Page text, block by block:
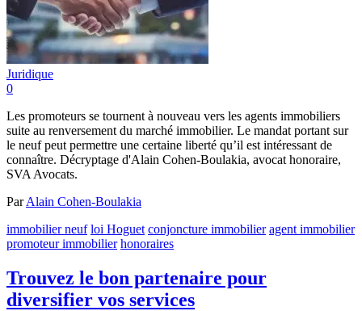
Juridique
0
Les promoteurs se tournent à nouveau vers les agents immobiliers
suite au renversement du marché immobilier. Le mandat portant sur
le neuf peut permettre une certaine liberté qu’il est intéressant de
connaître. Décryptage d'Alain Cohen-Boulakia, avocat honoraire,
SVA Avocats.
ParAlain Cohen-Boulakia
immobilier neuf loi Hoguet conjoncture immobilier agent immobilier
promoteur immobilier honoraires
Trouvez le bon partenaire pour
diversifier vos services